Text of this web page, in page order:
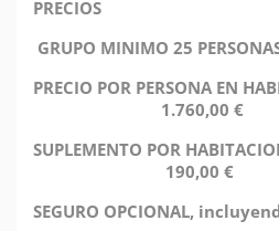
PRECIOS
GRUPO MINIMO 25
PRECIO POR PERSONA EN
1.760,00 €
SUPLEMENTO POR
190,00 €
SEGURO OPCIONAL,